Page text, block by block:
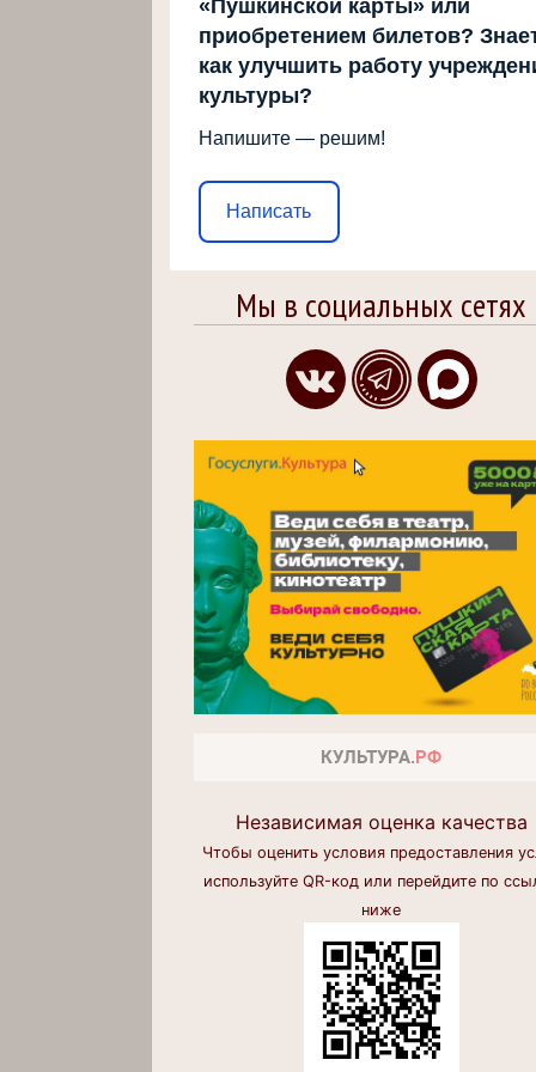
«Пушкинской карты» или
приобретением билетов?
как улучшить работу
культуры?
Напишите — решим!
Написать
Мы в социальных сетях
Независимая оценка качества
Чтобы оценить условия предоставления
используйте QR-код или перейдите по
ниже